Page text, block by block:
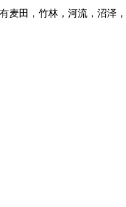
麦田，竹林，河流，沼